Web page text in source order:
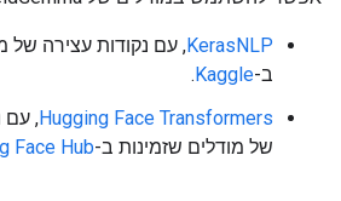
KerasNLP, עם נקודות עצירה של
ב-Kaggle
.
Hugging Face Transformers, עם
של מודלים שזמינות ב-Face Hub